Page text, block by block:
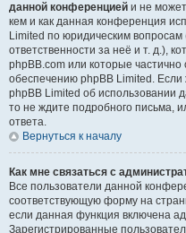
данной конференцией и не
кем и как данная конференция
Limited по юридическим
ответственности за неё и т. д.),
phpBB.com или которые частично
обеспечению phpBB Limited.
phpBB Limited об использовании
то не ждите подробного письма,
ответа.
Вернуться к началу
Как мне связаться с
Все пользователи данной
соответствующую форму на
если данная функция включена
Зарегистрированные